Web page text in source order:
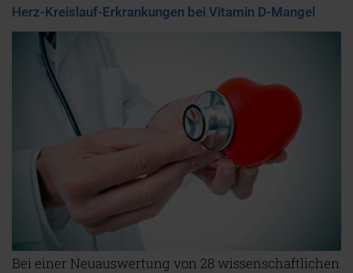
Herz-Kreislauf-Erkrankungen bei Vitamin D-Mangel
Bei einer Neuauswertung von 28 wissenschaftlichen